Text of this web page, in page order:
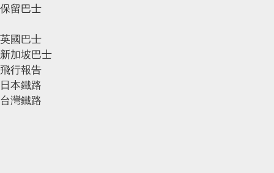
保留巴士
英國巴士
新加坡巴士
飛行報告
日本鐵路
台灣鐵路